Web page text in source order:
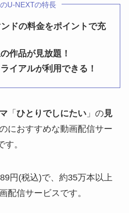
U-NEXTの特長
ドの料金をポイントで充
作品が見放題！
イアルが利用できる！
「 ひとりでしにたい」の見
におすすめな動画配信サー
す。
円(税込)で、約35万本以上
配信サービスです。